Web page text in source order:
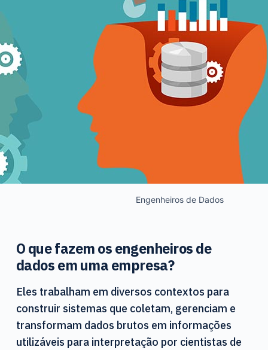
Engenheiros de Dados
O que fazem os engenheiros de
dados em uma empresa?
Eles trabalham em diversos contextos para
construir sistemas que coletam, gerenciam e
transformam dados brutos em informações
utilizáveis para interpretação por cientistas de